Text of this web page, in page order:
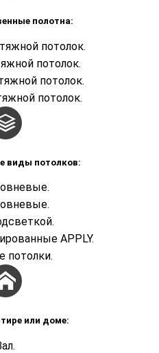
полотна:
потолок.
потолок.
потолок.
потолок.
виды потолков:
.
APPLY.
потолки.
или доме: